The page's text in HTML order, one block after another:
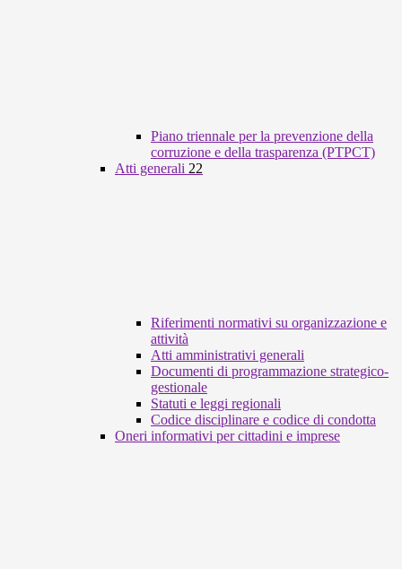
Piano triennale per la prevenzione della
corruzione e della trasparenza (PTPCT)
Atti generali 22
Riferimenti normativi su organizzazione e
attività
Atti amministrativi generali
Documenti di programmazione strategico-
gestionale
Statuti e leggi regionali
Codice disciplinare e codice di condotta
Oneri informativi per cittadini e imprese